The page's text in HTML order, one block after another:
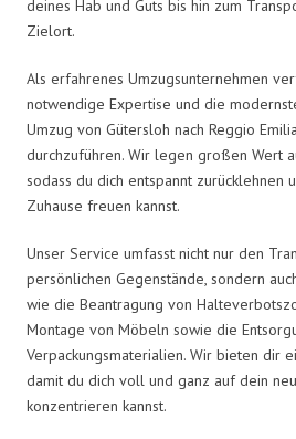
deines Hab und Guts bis hin zum
Zielort.
Als erfahrenes Umzugsunternehmen
notwendige Expertise und die
Umzug von Gütersloh nach Reggio
durchzuführen. Wir legen großen Wert
sodass du dich entspannt zurücklehnen
Zuhause freuen kannst.
Unser Service umfasst nicht nur den
persönlichen Gegenstände, sondern
wie die Beantragung von
Montage von Möbeln sowie die
Verpackungsmaterialien. Wir bieten dir
damit du dich voll und ganz auf dein
konzentrieren kannst.